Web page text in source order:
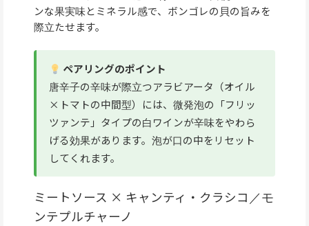
ンな果実味とミネラル感で、ボンゴレの貝の旨みを
際立たせます。
ペアリングのポイント
唐辛子の辛味が際立つアラビアータ（オイル
×トマトの中間型）には、微発泡の「フリッ
ツァンテ」タイプの白ワインが辛味をやわら
げる効果があります。泡が口の中をリセット
してくれます。
ミートソース × キャンティ・クラシコ／モ
ンテプルチャーノ